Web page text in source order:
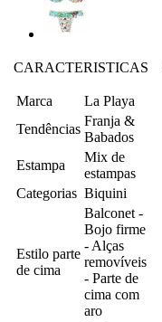
CARACTERISTICAS
Marca
La Playa
Tendências
Franja &
Babados
Estampa
Mix de
estampas
Categorias Biquini
Estilo parte
de cima
Balconet -
Bojo firme
- Alças
removíveis
- Parte de
cima com
aro